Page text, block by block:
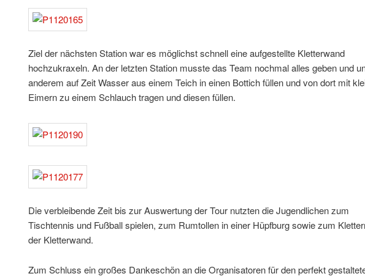
Ziel der nächsten Station war es möglichst schnell eine aufgestellte Kletterwand
hochzukraxeln. An der letzten Station musste das Team nochmal alles geben und
anderem auf Zeit Wasser aus einem Teich in einen Bottich füllen und von dort mit
Eimern zu einem Schlauch tragen und diesen füllen.
Die verbleibende Zeit bis zur Auswertung der Tour nutzten die Jugendlichen zum
Tischtennis und Fußball spielen, zum Rumtollen in einer Hüpfburg sowie zum
der Kletterwand.
Zum Schluss ein großes Dankeschön an die Organisatoren für den perfekt